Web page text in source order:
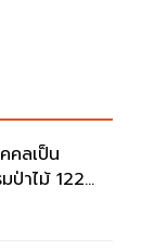
คลเป็น
ป่าไม้ 122